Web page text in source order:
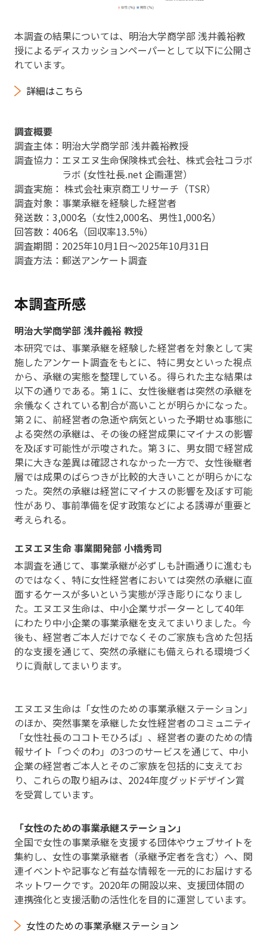
本調査の結果については、明治大学商学部 浅井義裕教
授によるディスカッションペーパーとして以下に公開さ
れています。
詳細はこちら
調査概要
調査主体：明治大学商学部 浅井義裕教授
調査協力：エヌエヌ生命保険株式会社、株式会社コラボ
ラボ (女性社長.net 企画運営）
調査実施： 株式会社東京商工リサーチ（TSR）
調査対象：事業承継を経験した経営者
発送数：3,000名（女性2,000名、男性1,000名）
回答数：406名（回収率13.5%）
調査期間：2025年10月1日～2025年10月31日
調査方法：郵送アンケート調査
本調査所感
明治大学商学部 浅井義裕 教授
本研究では、事業承継を経験した経営者を対象として実
施したアンケート調査をもとに、特に男女といった視点
から、承継の実態を整理している。得られた主な結果は
以下の通りである。第１に、女性後継者は突然の承継を
余儀なくされている割合が高いことが明らかになった。
第２に、前経営者の急逝や病気といった予期せぬ事態に
よる突然の承継は、その後の経営成果にマイナスの影響
を及ぼす可能性が示唆された。第３に、男女間で経営成
果に大きな差異は確認されなかった一方で、女性後継者
層では成果のばらつきが比較的大きいことが明らかにな
った。突然の承継は経営にマイナスの影響を及ぼす可能
性があり、事前準備を促す政策などによる誘導が重要と
考えられる。
エヌエヌ生命 事業開発部 小橋秀司
本調査を通じて、事業承継が必ずしも計画通りに進むも
のではなく、特に女性経営者においては突然の承継に直
面するケースが多いという実態が浮き彫りになりまし
た。エヌエヌ生命は、中小企業サポーターとして40年
にわたり中小企業の事業承継を支えてまいりました。今
後も、経営者ご本人だけでなくそのご家族も含めた包括
的な支援を通じて、突然の承継にも備えられる環境づく
りに貢献してまいります。
エヌエヌ生命は「女性のための事業承継ステーション」
のほか、突然事業を承継した女性経営者のコミュニティ
「女性社長のココトモひろば」、経営者の妻のための情
報サイト「つぐのわ」の3つのサービスを通じて、中小
企業の経営者ご本人とそのご家族を包括的に支えてお
り、これらの取り組みは、2024年度グッドデザイン賞
を受賞しています。
「女性のための事業承継ステーション」
全国で女性の事業承継を支援する団体やウェブサイトを
集約し、女性の事業承継者（承継予定者を含む）へ、関
連イベントや記事など有益な情報を一元的にお届けする
ネットワークです。2020年の開設以来、支援団体間の
連携強化と支援活動の活性化を目的に運営しています。
女性のための事業承継ステーション